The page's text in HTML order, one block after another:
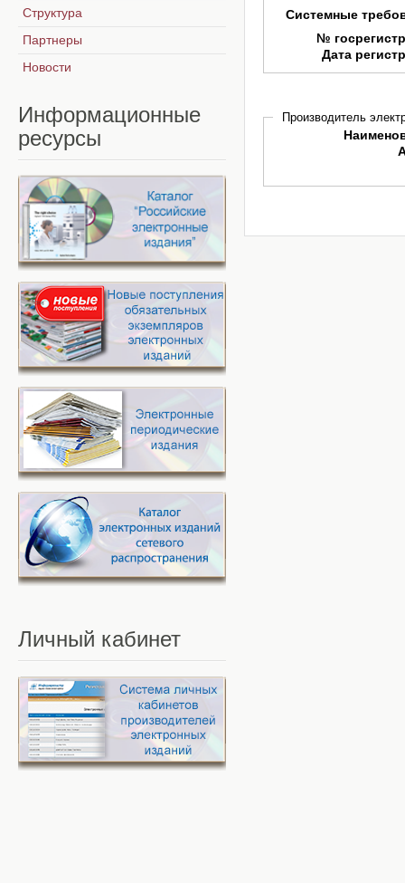
Системные
№
Дата
Производитель
Структура
Партнеры
Новости
Информационные
ресурсы
Личный кабинет